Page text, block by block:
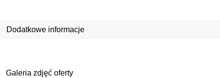
Dodatkowe informacje
Galeria zdjęć oferty